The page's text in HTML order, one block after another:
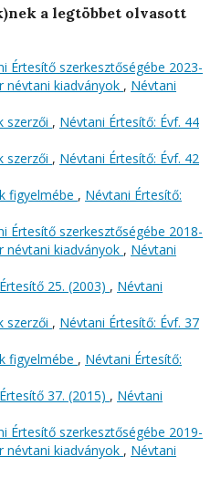
a legtöbbet olvasott
Értesítő szerkesztőségébe 2023-
névtani kiadványok , Névtani
szerzői , Névtani Értesítő: Évf. 44
szerzői , Névtani Értesítő: Évf. 42
figyelmébe , Névtani Értesítő:
Értesítő szerkesztőségébe 2018-
névtani kiadványok , Névtani
25. (2003) , Névtani
szerzői , Névtani Értesítő: Évf. 37
figyelmébe , Névtani Értesítő:
37. (2015) , Névtani
Értesítő szerkesztőségébe 2019-
névtani kiadványok , Névtani